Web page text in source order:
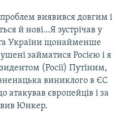
виявився довгим і
й нові…Я зустрічав у
України щонайменше
займатися Росією і я
(Росії) Путіним,
виниклого в ЄС
європейців і за
Юнкер.